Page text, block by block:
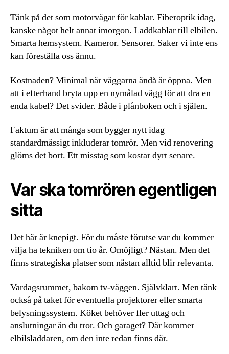
Tänk på det som motorvägar för kablar. Fiberoptik idag,
kanske något helt annat imorgon. Laddkablar till elbilen.
Smarta hemsystem. Kameror. Sensorer. Saker vi inte ens
kan föreställa oss ännu.
Kostnaden? Minimal när väggarna ändå är öppna. Men
att i efterhand bryta upp en nymålad vägg för att dra en
enda kabel? Det svider. Både i plånboken och i själen.
Faktum är att många som bygger nytt idag
standardmässigt inkluderar tomrör. Men vid renovering
glöms det bort. Ett misstag som kostar dyrt senare.
Var ska tomrören egentligen
sitta
Det här är knepigt. För du måste förutse var du kommer
vilja ha tekniken om tio år. Omöjligt? Nästan. Men det
finns strategiska platser som nästan alltid blir relevanta.
Vardagsrummet, bakom tv-väggen. Självklart. Men tänk
också på taket för eventuella projektorer eller smarta
belysningssystem. Köket behöver fler uttag och
anslutningar än du tror. Och garaget? Där kommer
elbilsladdaren, om den inte redan finns där.